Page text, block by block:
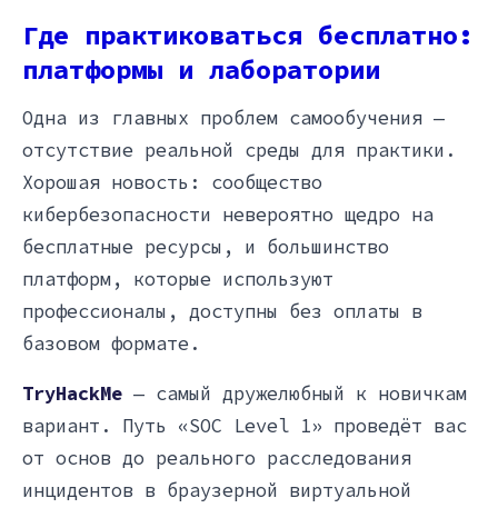
Где практиковаться бесплатно:
платформы и лаборатории
Одна из главных проблем самообучения —
отсутствие реальной среды для практики.
Хорошая новость: сообщество
кибербезопасности невероятно щедро на
бесплатные ресурсы, и большинство
платформ, которые используют
профессионалы, доступны без оплаты в
базовом формате.
TryHackMe — самый дружелюбный к новичкам
вариант. Путь «SOC Level 1» проведёт вас
от основ до реального расследования
инцидентов в браузерной виртуальной